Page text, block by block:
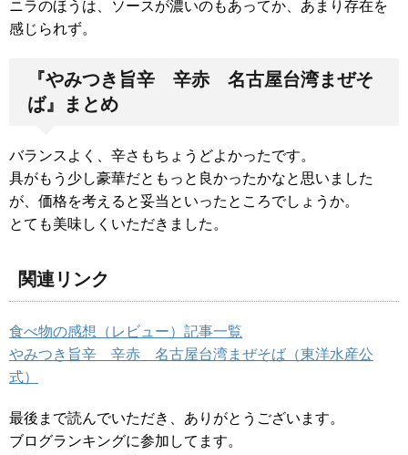
ニラのほうは、ソースが濃いのもあってか、あまり存在を
感じられず。
『やみつき旨辛 辛赤 名古屋台湾まぜそ
ば』まとめ
バランスよく、辛さもちょうどよかったです。
具がもう少し豪華だともっと良かったかなと思いました
が、価格を考えると妥当といったところでしょうか。
とても美味しくいただきました。
関連リンク
食べ物の感想（レビュー）記事一覧
やみつき旨辛 辛赤 名古屋台湾まぜそば（東洋水産公
式）
最後まで読んでいただき、ありがとうございます。
ブログランキングに参加してます。